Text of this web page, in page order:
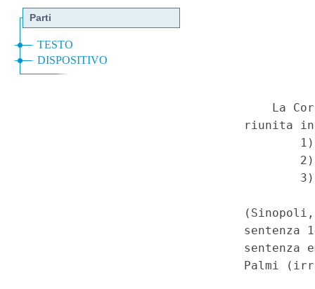
n. 356, art. 12-sexies,
(15C00227)
n.34 del 26-8-2015)